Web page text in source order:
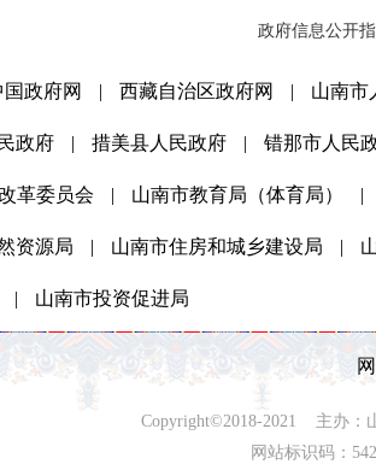
政府信息公开
国政府网 | 西藏自治区政府网 | 山南市
政府 | 措美县人民政府 | 错那市人民
革委员会 | 山南市教育局（体育局） |
资源局 | 山南市住房和城乡建设局 |
| 山南市投资促进局
Copyright©2018-2021 主办：
网站标识码：